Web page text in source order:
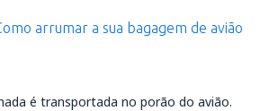
arrumar a sua bagagem de avião
é transportada no porão do avião.